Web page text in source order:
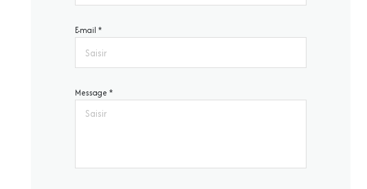
E-mail *
Message *